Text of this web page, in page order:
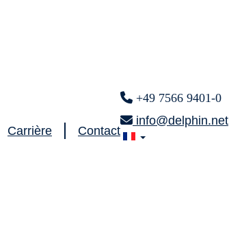
Carrière Contact
+49 7566 9401-0
info@delphin.net